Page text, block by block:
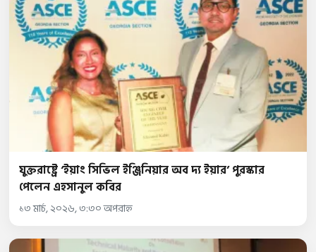
যুক্তরাষ্ট্রে ‘ইয়াং সিভিল ইঞ্জিনিয়ার অব দ্য ইয়ার’ পুরস্কার
পেলেন এহসানুল কবির
১৩ মার্চ, ২০২৬, ৩:৩০ অপরাহ্ন